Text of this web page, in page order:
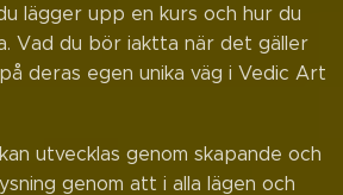
lägger upp en kurs och hur du
Vad du bör iaktta när det gäller
deras egen unika väg i Vedic Art
utvecklas genom skapande och
genom att i alla lägen och